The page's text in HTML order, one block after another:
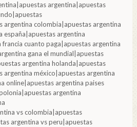
argentina|apuestas
argentina colombia|apuestas argentina
españa|apuestas argentina
cuanto paga|apuestas argentina
gana el mundial|apuestas
argentina holanda|apuestas
argentina méxico|apuestas argentina
online|apuestas argentina paises
argentina
vs colombia|apuestas
argentina vs peru|apuestas